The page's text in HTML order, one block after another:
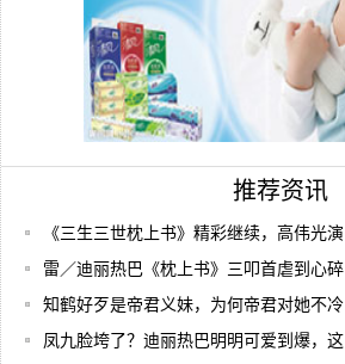
推荐资讯
《三生三世枕上书》精彩继续，高伟光演
雷／迪丽热巴《枕上书》三叩首虐到心碎
知鹤好歹是帝君义妹，为何帝君对她不冷
凤九脸垮了？迪丽热巴明明可爱到爆，这